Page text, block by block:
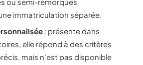
immatriculation séparée.
: présente dans
elle répond à des critères
mais n’est pas disponible